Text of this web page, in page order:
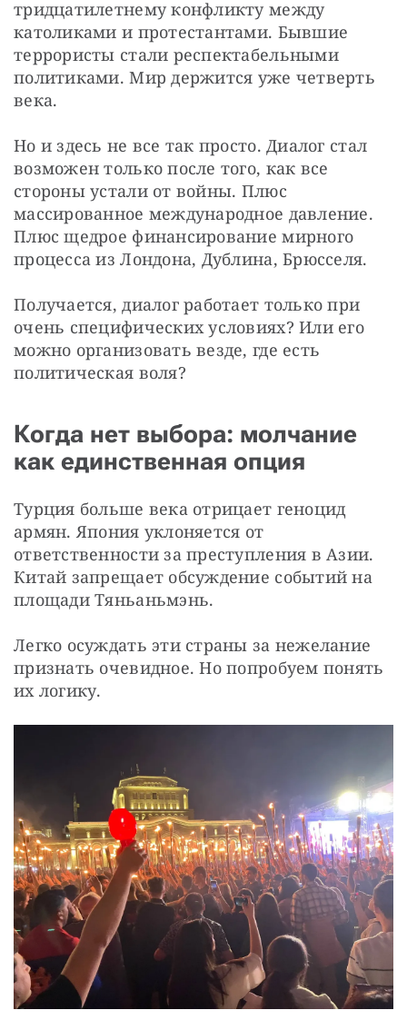
тридцатилетнему конфликту между
католиками и протестантами. Бывшие
террористы стали респектабельными
политиками. Мир держится уже четверть
века.
Но и здесь не все так просто. Диалог стал
возможен только после того, как все
стороны устали от войны. Плюс
массированное международное давление.
Плюс щедрое финансирование мирного
процесса из Лондона, Дублина, Брюсселя.
Получается, диалог работает только при
очень специфических условиях? Или его
можно организовать везде, где есть
политическая воля?
Когда нет выбора: молчание
как единственная опция
Турция больше века отрицает геноцид
армян. Япония уклоняется от
ответственности за преступления в Азии.
Китай запрещает обсуждение событий на
площади Тяньаньмэнь.
Легко осуждать эти страны за нежелание
признать очевидное. Но попробуем понять
их логику.